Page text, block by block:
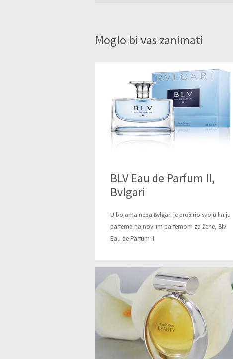
Moglo bi vas zanimati
BLV Eau de Parfum II,
Bvlgari
U bojama neba Bvlgari je proširio svoju liniju
parfema najnovijim parfemom za žene, Blv
Eau de Parfum II.